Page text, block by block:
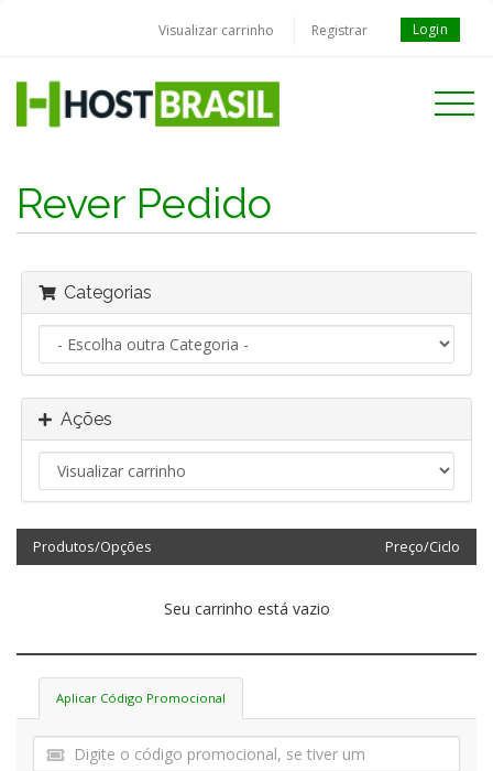
Visualizar carrinho Registrar Login
Toggle
Rever Pedido
Categorias
Ações
Produtos/Opções Preço/Ciclo
Seu carrinho está vazio
Aplicar Código Promocional